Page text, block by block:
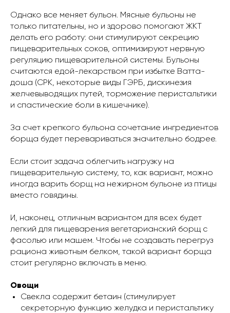
Однако все меняет бульон. Мясные бульоны не
только питательны, но и здорово помогают ЖКТ
делать его работу: они стимулируют секрецию
пищеварительных соков, оптимизируют нервную
регуляцию пищеварительной системы. Бульоны
считаются едой-лекарством при избытке Ватта-
доша (СРК, некоторые виды ГЭРБ, дискинезия
желчевыводящих путей, торможение перистальтики
и спастические боли в кишечнике).
За счет крепкого бульона сочетание ингредиентов
борща будет перевариваться значительно бодрее.
Если стоит задача облегчить нагрузку на
пищеварительную систему, то, как вариант, можно
иногда варить борщ на нежирном бульоне из птицы
вместо говядины.
И, наконец, отличным вариантом для всех будет
легкий для пищеварения вегетарианский борщ с
фасолью или машем. Чтобы не создавать перегруз
рациона животным белком, такой вариант борща
стоит регулярно включать в меню.
Овощи
Свекла содержит бетаин (стимулирует
секреторную функцию желудка и перистальтику